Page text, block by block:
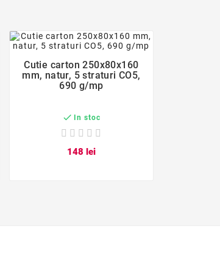

Cutie carton 250x80x160
mm, natur, 5 straturi CO5,
690 g/mp
 In stoc
148 lei